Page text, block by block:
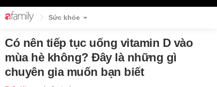
Sức khỏe
Có nên tiếp tục uống vitamin D vào
mùa hè không? Đây là những gì
chuyên gia muốn bạn biết